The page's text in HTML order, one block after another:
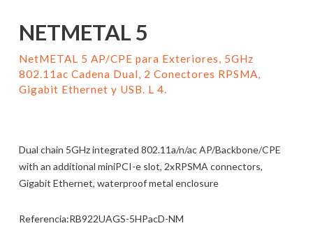
NETMETAL 5
NetMETAL 5 AP/CPE para Exteriores, 5GHz
802.11ac Cadena Dual, 2 Conectores RPSMA,
Gigabit Ethernet y USB. L 4.
Dual chain 5GHz integrated 802.11a/n/ac AP/Backbone/CPE
with an additional miniPCI-e slot, 2xRPSMA connectors,
Gigabit Ethernet, waterproof metal enclosure
Referencia:RB922UAGS-5HPacD-NM